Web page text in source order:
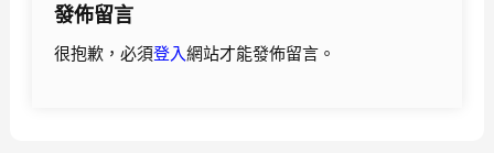
發佈留言
很抱歉，必須登入網站才能發佈留言。